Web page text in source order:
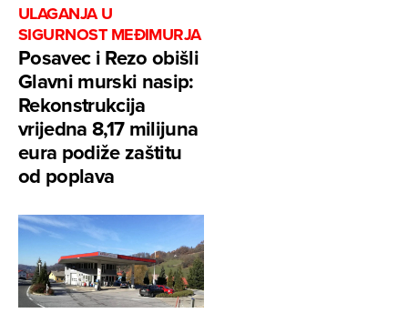
ULAGANJA U
SIGURNOST MEĐIMURJA
Posavec i Rezo obišli
Glavni murski nasip:
Rekonstrukcija
vrijedna 8,17 milijuna
eura podiže zaštitu
od poplava